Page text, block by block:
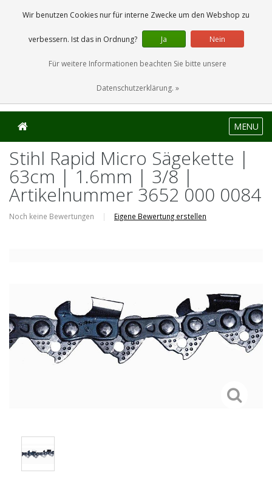
0 Artikel
MENU
Stihl Rapid Micro Sägekette |
63cm | 1.6mm | 3/8 |
Artikelnummer 3652 000 0084
Noch keine Bewertungen | Eigene Bewertung erstellen
Wir benutzen Cookies nur für interne Zwecke um den Webshop zu
verbessern. Ist das in Ordnung? Ja Nein
Für weitere Informationen beachten Sie bitte unsere
Datenschutzerklärung. »